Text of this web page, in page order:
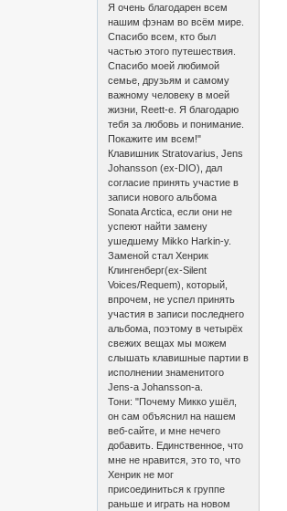
Я очень благодарен всем
нашим фэнам во всём мире.
Спасибо всем, кто был
частью этого путешествия.
Спасибо моей любимой
семье, друзьям и самому
важному человеку в моей
жизни, Reett-e. Я благодарю
тебя за любовь и понимание.
Покажите им всем!"
Клавишник Stratovarius, Jens
Johansson (ex-DIO), дал
согласие принять участие в
записи нового альбома
Sonata Arctica, если они не
успеют найти замену
ушедшему Mikko Harkin-у.
Заменой стал Хенрик
Клингенберг(ex-Silent
Voices/Requem), который,
впрочем, не успел принять
участия в записи последнего
альбома, поэтому в четырёх
свежих вещах мы можем
слышать клавишные партии в
исполнении знаменитого
Jens-а Johansson-а.
Тони: "Почему Микко ушёл,
он сам объяснил на нашем
веб-сайте, и мне нечего
добавить. Единственное, что
мне не нравится, это то, что
Хенрик не мог
присоединиться к группе
раньше и играть на новом